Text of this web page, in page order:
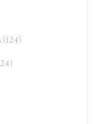
(124)